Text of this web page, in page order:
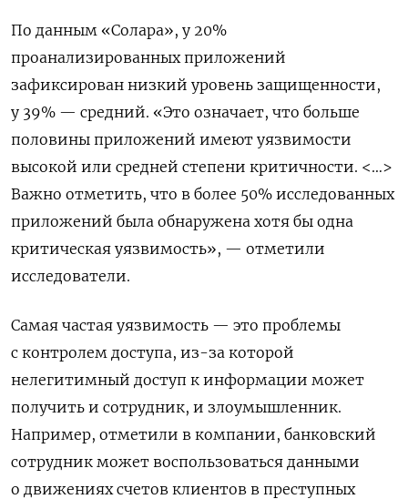
По данным «Солара», у 20%
проанализированных приложений
зафиксирован низкий уровень защищенности,
у 39% — средний. «Это означает, что больше
половины приложений имеют уязвимости
высокой или средней степени критичности. <…>
Важно отметить, что в более 50% исследованных
приложений была обнаружена хотя бы одна
критическая уязвимость», — отметили
исследователи.
Самая частая уязвимость — это проблемы
с контролем доступа, из-за которой
нелегитимный доступ к информации может
получить и сотрудник, и злоумышленник.
Например, отметили в компании, банковский
сотрудник может воспользоваться данными
о движениях счетов клиентов в преступных